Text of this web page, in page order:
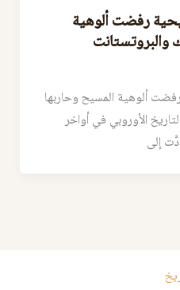
رفضت ألوهية
والبروتستانت
ألوهية المسيح وحاربها
الأوروبي في أواخر
إلى